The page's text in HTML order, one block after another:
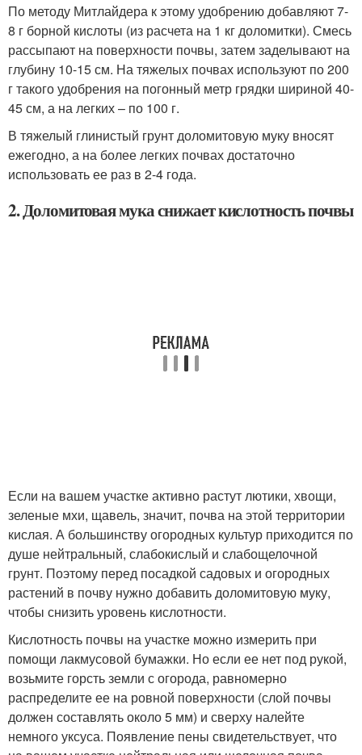
По методу Митлайдера к этому удобрению добавляют 7-
8 г борной кислоты (из расчета на 1 кг доломитки). Смесь
рассыпают на поверхности почвы, затем заделывают на
глубину 10-15 см. На тяжелых почвах используют по 200
г такого удобрения на погонный метр грядки шириной 40-
45 см, а на легких – по 100 г.
В тяжелый глинистый грунт доломитовую муку вносят
ежегодно, а на более легких почвах достаточно
использовать ее раз в 2-4 года.
2. Доломитовая мука снижает кислотность почвы
Если на вашем участке активно растут лютики, хвощи,
зеленые мхи, щавель, значит, почва на этой территории
кислая. А большинству огородных культур приходится по
душе нейтральный, слабокислый и слабощелочной
грунт. Поэтому перед посадкой садовых и огородных
растений в почву нужно добавить доломитовую муку,
чтобы снизить уровень кислотности.
Кислотность почвы на участке можно измерить при
помощи лакмусовой бумажки. Но если ее нет под рукой,
возьмите горсть земли с огорода, равномерно
распределите ее на ровной поверхности (слой почвы
должен составлять около 5 мм) и сверху налейте
немного уксуса. Появление пены свидетельствует, что